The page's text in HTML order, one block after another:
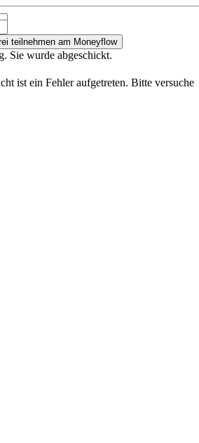
teilnehmen am Moneyflow
Sie wurde abgeschickt.
ist ein Fehler aufgetreten. Bitte versuche